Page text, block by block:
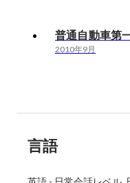
普通自動車第
2010年9月
言語